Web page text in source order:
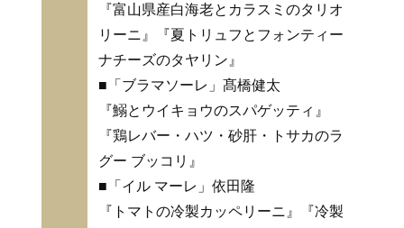
『富山県産白海老とカラスミのタリオ
リーニ』『夏トリュフとフォンティー
ナチーズのタヤリン』
■「ブラマソーレ」髙橋健太
『鰯とウイキョウのスパゲッティ』
『鶏レバー・ハツ・砂肝・トサカのラ
グー ブッコリ』
■「イル マーレ」依田隆
『トマトの冷製カッペリーニ』『冷製